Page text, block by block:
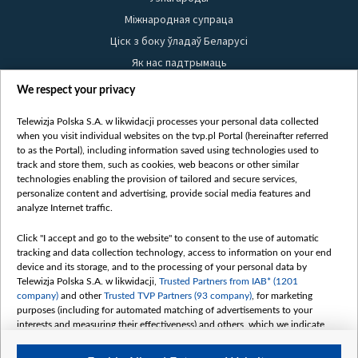
Міжнародная супраца
Ціск з боку ўладаў Беларусі
Як нас падтрымаць
Правілы выкарыстання матэрыялаў
Бяспека
Youtube
Белсат news
Белсат Shorts
Жэстачайшы мульт
Belsat English
Biełsat PL
Белсат Now
Белсат History
Белсат Music
We respect your privacy
Telewizja Polska S.A. w likwidacji processes your personal data collected
when you visit individual websites on the tvp.pl Portal (hereinafter referred
to as the Portal), including information saved using technologies used to
track and store them, such as cookies, web beacons or other similar
technologies enabling the provision of tailored and secure services,
personalize content and advertising, provide social media features and
analyze Internet traffic.
Click "I accept and go to the website" to consent to the use of automatic
tracking and data collection technology, access to information on your end
device and its storage, and to the processing of your personal data by
Telewizja Polska S.A. w likwidacji, Trusted Partners from IAB* (1201
company) and otherTrusted TVP Partners (93 company) , for marketing
purposes (including for automated matching of advertisements to your
interests and measuring their effectiveness) and others, which we indicate